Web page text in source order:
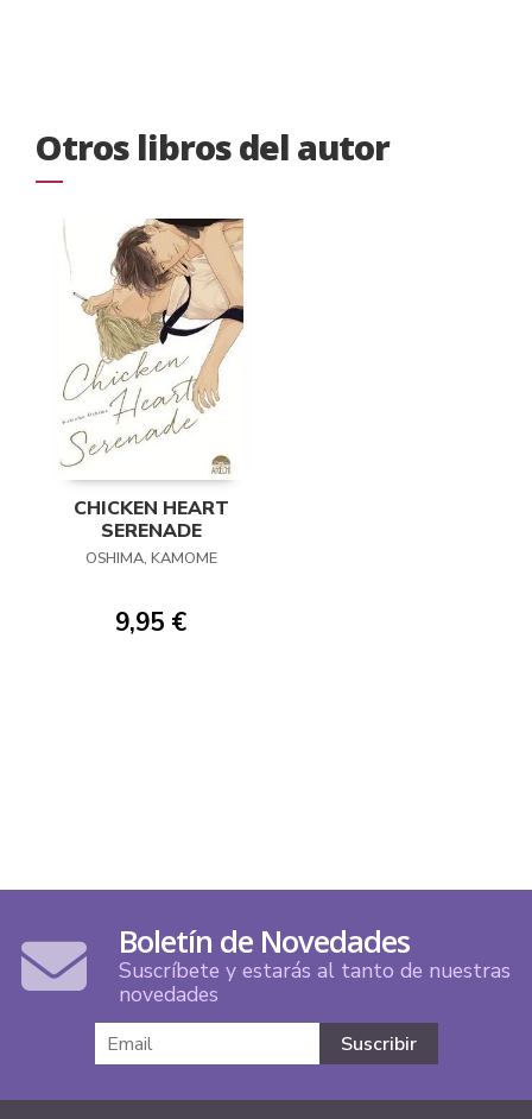
Otros libros del autor
CHICKEN HEART
SERENADE
OSHIMA, KAMOME
9,95 €
Boletín de Novedades
Suscríbete y estarás al tanto de nuestras
novedades